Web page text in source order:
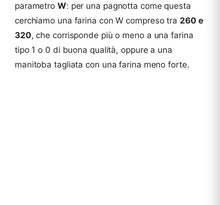
parametro W: per una pagnotta come questa
cerchiamo una farina con W compreso tra 260 e
320, che corrisponde più o meno a una farina
tipo 1 o 0 di buona qualità, oppure a una
manitoba tagliata con una farina meno forte.